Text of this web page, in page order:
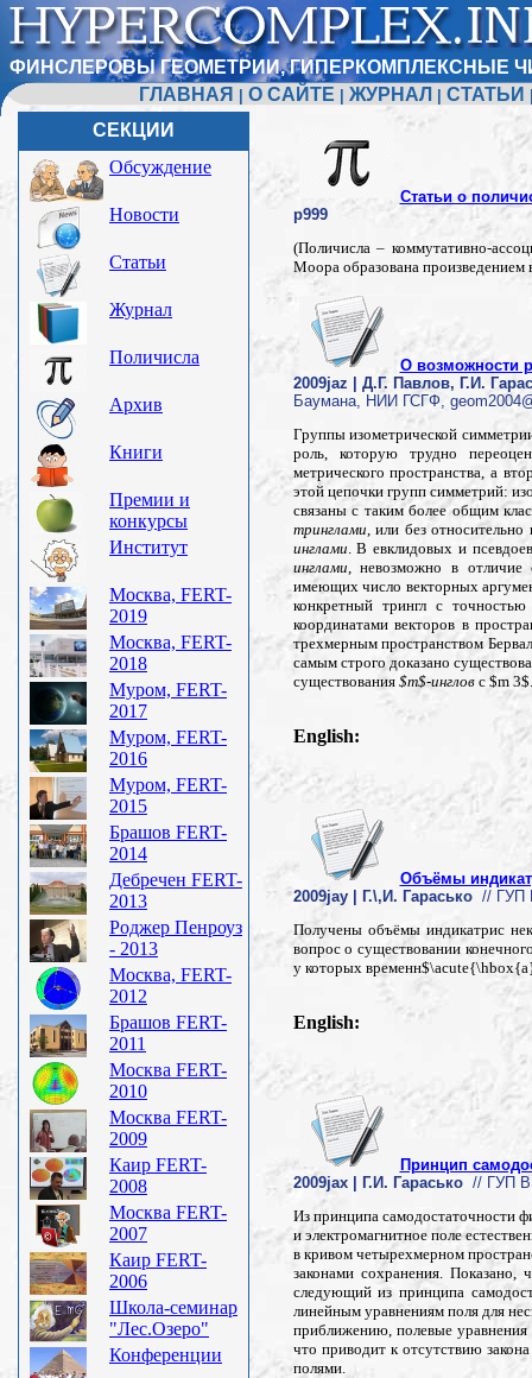
ФИНСЛЕРОВЫ ГЕОМЕТРИИ, ГИПЕРКОМПЛЕКСНЫЕ
ГЛАВНАЯ
О САЙТЕ ЖУРНАЛ СТАТЬИ
СЕКЦИИ
Обсуждение
Новости
Статьи
Журнал
Поличисла
Архив
Книги
Премии и
конкурсы
Институт
Москва, FERT-
2019
Москва, FERT-
2018
Муром, FERT-
2017
Муром, FERT-
2016
Муром, FERT-
2015
Брашов FERT-
2014
Дебречен FERT-
2013
Роджер Пенроуз
- 2013
Москва, FERT-
2012
Брашов FERT-
2011
Москва FERT-
2010
Москва FERT-
2009
Каир FERT-
2008
Москва FERT-
2007
Каир FERT-
2006
Школа-семинар
"Лес.Озеро"
Конференции
Статьи о
p999
(Поличисла – коммутативно-
Моора образована произведением
О возможности
2009jaz | Д.Г. Павлов, Г.И.
Баумана, НИИ ГСГФ,
Группы изометрической
роль, которую трудно
метрического пространства, а
этой цепочки групп симметрий:
связаны с таким более общим
тринглами, или без
инглами. В евклидовых и
инглами, невозможно в отличие
имеющих число векторных
конкретный трингл с
координатами векторов в
трехмерным пространством
самым строго доказано
существования $m$-ингловс $m 3$.
English:
Объёмы
2009jay | Г.\,И. Гарасько// ГУП
Получены объёмы индикатрис
вопрос о существовании
у которых
English:
Принцип
2009jax | Г.И. Гарасько// ГУП
Из принципа самодостаточности
и электромагнитное поле
в кривом четырехмерном
законами сохранения.
следующий из принципа
линейным уравнениям поля для
приближению, полевые
что приводит к отсутствию
полями.